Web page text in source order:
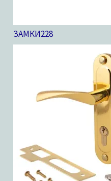
ЗАМКИ228